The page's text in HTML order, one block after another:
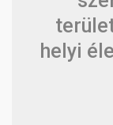
helyi